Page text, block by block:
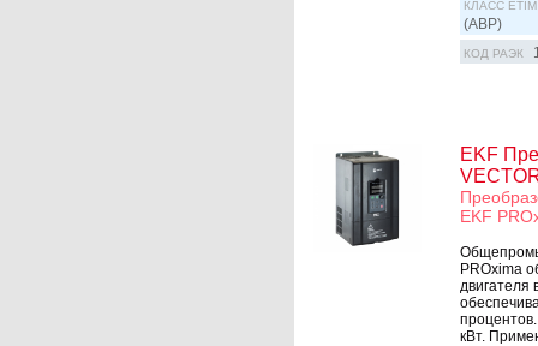
КЛАСС ETIM
(АВР)
КОД РАЭК
EKF
EKF
PROxima
двигателя
кВт.